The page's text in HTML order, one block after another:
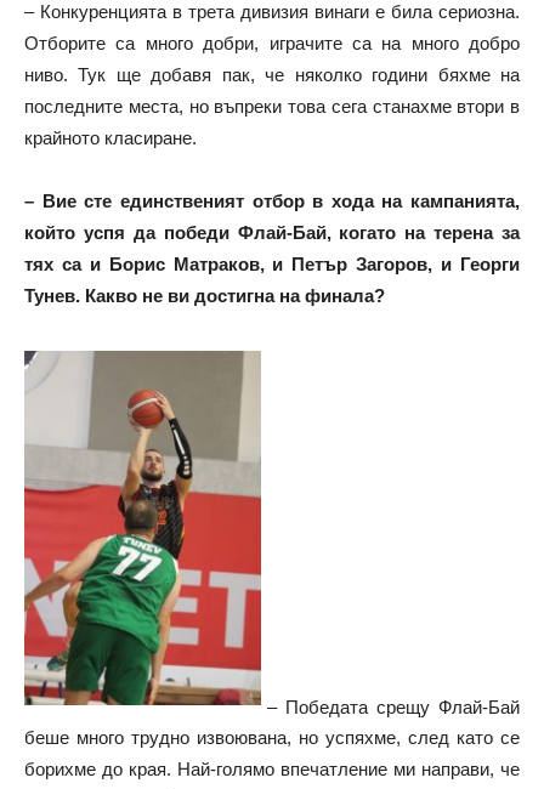
– Конкуренцията в трета дивизия винаги е била сериозна.
Отборите са много добри, играчите са на много добро
ниво. Тук ще добавя пак, че няколко години бяхме на
последните места, но въпреки това сега станахме втори в
крайното класиране.
– Вие сте единственият отбор в хода на кампанията,
който успя да победи Флай-Бай, когато на терена за
тях са и Борис Матраков, и Петър Загоров, и Георги
Тунев. Какво не ви достигна на финала?
– Победата срещу Флай-Бай
беше много трудно извоювана, но успяхме, след като се
борихме до края. Най-голямо впечатление ми направи, че